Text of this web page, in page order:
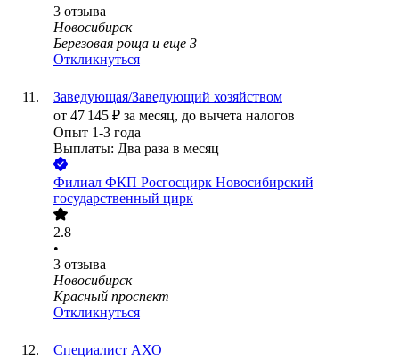
3 отзыва
Новосибирск
Березовая роща и еще 3
Откликнуться
Заведующая/Заведующий хозяйством
от 47 145 ₽ за месяц, до вычета налогов
Опыт 1-3 года
Выплаты: Два раза в месяц
Филиал ФКП Росгосцирк Новосибирский
государственный цирк
2.8
•
3 отзыва
Новосибирск
Красный проспект
Откликнуться
Специалист АХО